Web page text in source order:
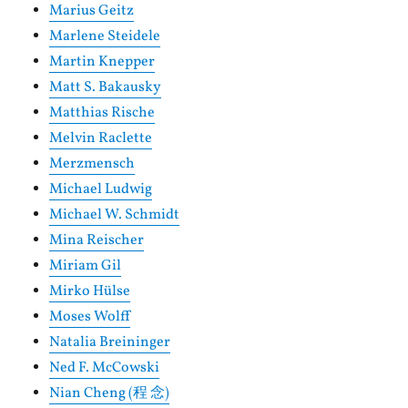
Marius Geitz
Marlene Steidele
Martin Knepper
Matt S. Bakausky
Matthias Rische
Melvin Raclette
Merzmensch
Michael Ludwig
Michael W. Schmidt
Mina Reischer
Miriam Gil
Mirko Hülse
Moses Wolff
Natalia Breininger
Ned F. McCowski
Nian Cheng (程 念)